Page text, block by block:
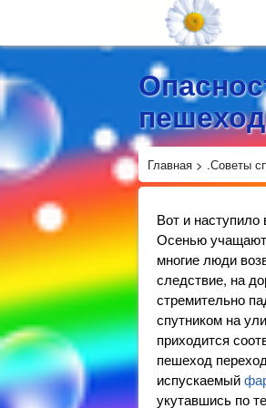
Главная > .Советы
Вот и
Осенью
многие люди
следствие, на
стремительно
спутником на
приходится
пешеход
испускаемый
укутавшись по